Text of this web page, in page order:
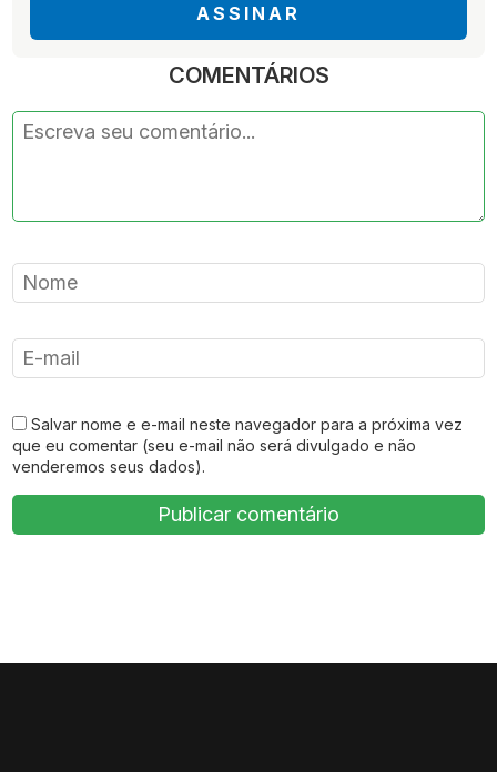
ASSINAR
COMENTÁRIOS
Salvar nome e e-mail neste navegador para a próxima vez
que eu comentar (seu e-mail não será divulgado e não
venderemos seus dados).